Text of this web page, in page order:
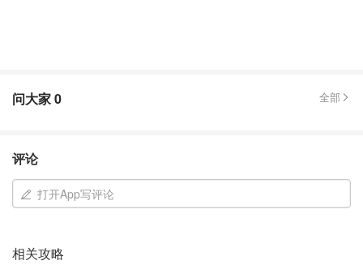
警告，小型商店的声音在预算案前夕可能被忽视，并呼吁政
府提供更大力度的税收支持，以保护本地商业生态。
镑，未来随着税收减免减少，小店将面临更大压力。
问大家0 全部
评论
打开App写评论
相关攻略